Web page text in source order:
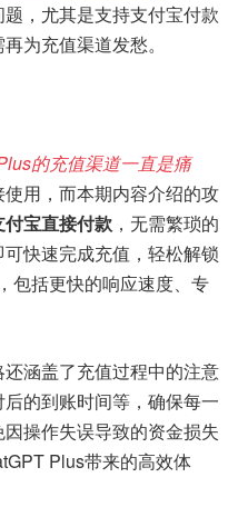
，尤其是支持支付宝付款
为充值渠道发愁。
的充值渠道一直是痛
用，而本期内容介绍的攻
付宝直接付款 ，无需繁琐的
快速完成充值，轻松解锁
包括更快的响应速度、专
涵盖了充值过程中的注意
的到账时间等，确保每一
操作失误导致的资金损失
Plus带来的高效体